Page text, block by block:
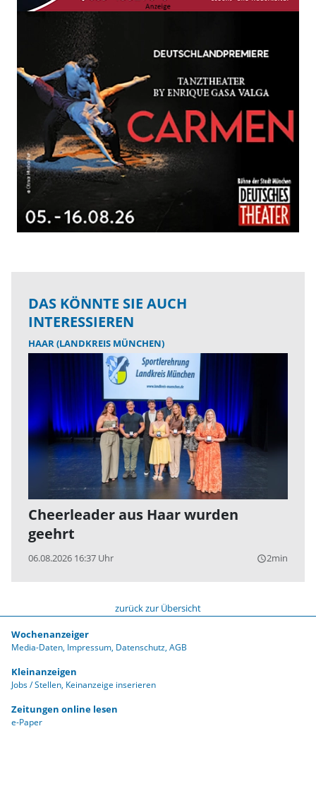
DAS KÖNNTE SIE AUCH
INTERESSIEREN
HAAR (LANDKREIS MÜNCHEN)
Cheerleader aus Haar wurden
geehrt
06.08.2026 16:37 Uhr query_builder2min
zurück zur Übersicht
Wochenanzeiger
Media-Daten Impressum Datenschutz AGB
Kleinanzeigen
Jobs / Stellen Keinanzeige inserieren
Zeitungen online lesen
e-Paper